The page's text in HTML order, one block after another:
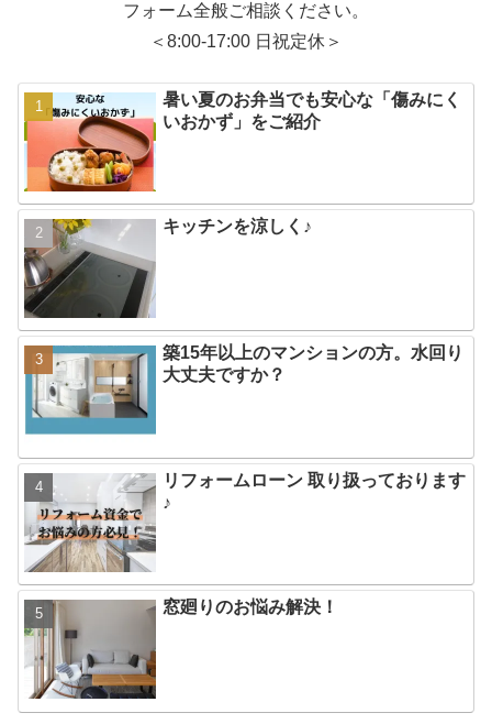
フォーム全般ご相談ください。
＜8:00-17:00 日祝定休＞
暑い夏のお弁当でも安心な「傷みにく
いおかず」をご紹介
キッチンを涼しく♪
築15年以上のマンションの方。水回り
大丈夫ですか？
リフォームローン 取り扱っております
♪
窓廻りのお悩み解決！